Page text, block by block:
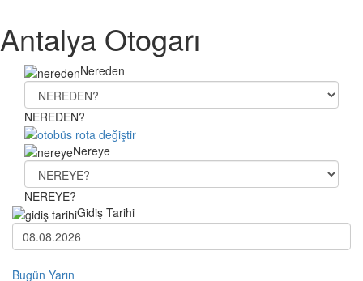
Antalya Otogarı
Nereden
NEREDEN?
Nereye
NEREYE?
Gidiş Tarihi
Bugün Yarın